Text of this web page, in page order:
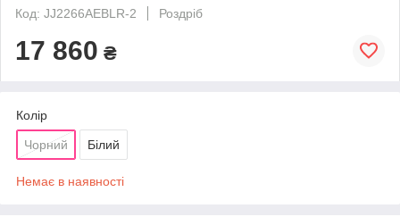
Код: JJ2266AEBLR-2
Роздріб
17 860 ₴
Колір
Чорний Білий
Немає в наявності